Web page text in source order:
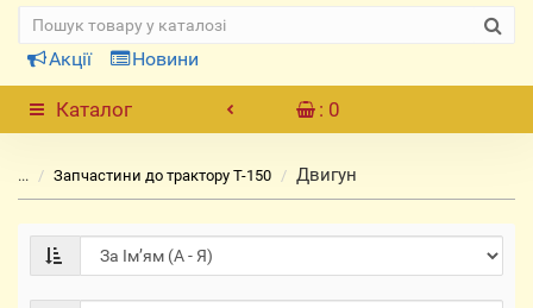
Акції Новини
Каталог : 0
... Запчастини до трактору Т-150 Двигун